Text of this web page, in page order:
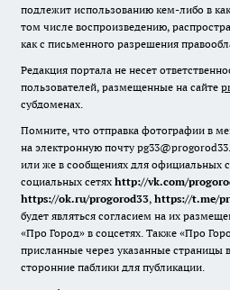
подлежит использованию кем-либо в
том числе воспроизведению,
как с письменного разрешения
Редакция портала не несет
пользователей, размещенные на сайте
субдоменах.
Помните, что отправка фотографии в
на электронную почту
или же в сообщениях для официальных
социальных сетях http://vk.com/
https://ok.ru/progorod33, https://t.me/
будет являться согласием на их
«Про Город» в соцсетях. Также «Про
присланные через указанные страницы
сторонние паблики для публикации.